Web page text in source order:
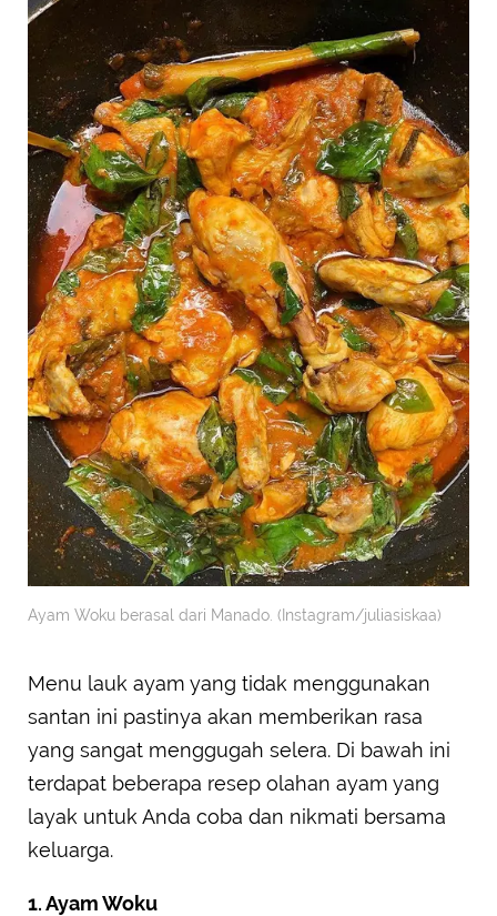
Ayam Woku berasal dari Manado. (Instagram/juliasiskaa)
Menu lauk ayam yang tidak menggunakan
santan ini pastinya akan memberikan rasa
yang sangat menggugah selera. Di bawah ini
terdapat beberapa resep olahan ayam yang
layak untuk Anda coba dan nikmati bersama
keluarga.
1. Ayam Woku